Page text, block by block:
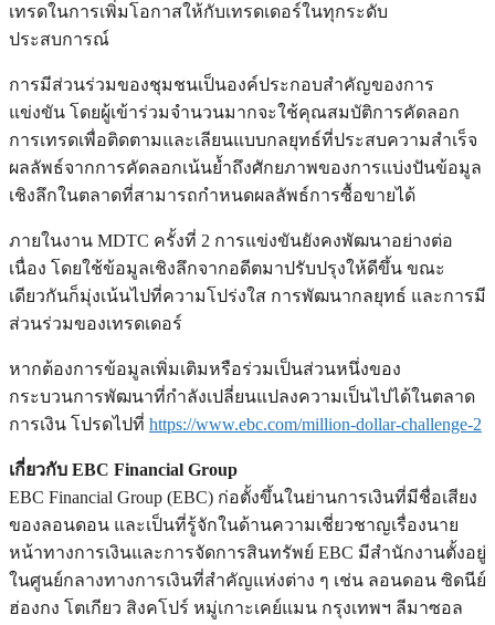
เทรดในการเพิ่มโอกาสให้กับเทรดเดอร์ในทุกระดับ
ประสบการณ์
การมีส่วนร่วมของชุมชนเป็นองค์ประกอบสำคัญของการ
แข่งขัน โดยผู้เข้าร่วมจำนวนมากจะใช้คุณสมบัติการคัดลอก
การเทรดเพื่อติดตามและเลียนแบบกลยุทธ์ที่ประสบความสำเร็จ
ผลลัพธ์จากการคัดลอกเน้นย้ำถึงศักยภาพของการแบ่งปันข้อมูล
เชิงลึกในตลาดที่สามารถกำหนดผลลัพธ์การซื้อขายได้
ภายในงาน MDTC ครั้งที่ 2 การแข่งขันยังคงพัฒนาอย่างต่อ
เนื่อง โดยใช้ข้อมูลเชิงลึกจากอดีตมาปรับปรุงให้ดีขึ้น ขณะ
เดียวกันก็มุ่งเน้นไปที่ความโปร่งใส การพัฒนากลยุทธ์ และการมี
ส่วนร่วมของเทรดเดอร์
หากต้องการข้อมูลเพิ่มเติมหรือร่วมเป็นส่วนหนึ่งของ
กระบวนการพัฒนาที่กำลังเปลี่ยนแปลงความเป็นไปได้ในตลาด
การเงิน โปรดไปที่ https://www.ebc.com/million-dollar-challenge-2
เกี่ยวกับ EBC Financial Group
EBC Financial Group (EBC) ก่อตั้งขึ้นในย่านการเงินที่มีชื่อเสียง
ของลอนดอน และเป็นที่รู้จักในด้านความเชี่ยวชาญเรื่องนาย
หน้าทางการเงินและการจัดการสินทรัพย์ EBC มีสำนักงานตั้งอยู่
ในศูนย์กลางทางการเงินที่สำคัญแห่งต่าง ๆ เช่น ลอนดอน ซิดนีย์
ฮ่องกง โตเกียว สิงคโปร์ หมู่เกาะเคย์แมน กรุงเทพฯ ลีมาซอล